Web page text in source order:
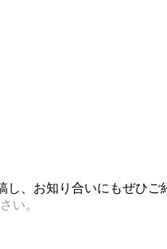
、お知り合いにもぜひご
い。